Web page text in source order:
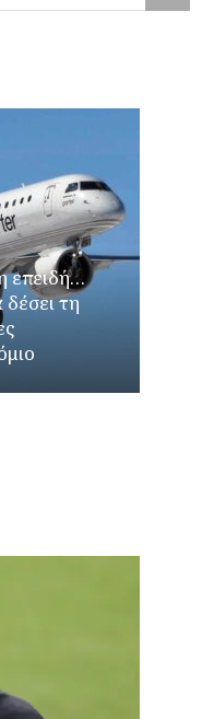
επειδή…
δέσει τη